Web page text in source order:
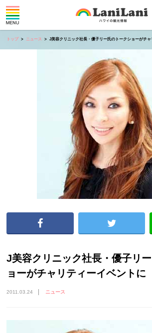
トップ ニュース J美容クリニック社長・優子リー氏のトークショーがチ
J美容クリニック社長・優子リ
ョーがチャリティーイベントに
2011.03.24 ニュース